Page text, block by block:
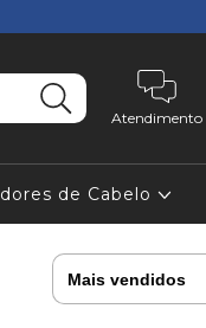
Atendimento
de Cabelo